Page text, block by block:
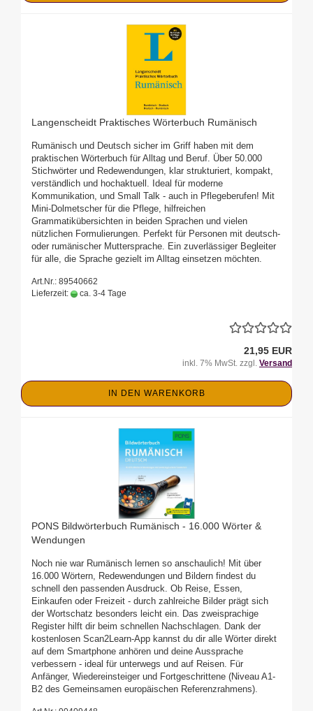
Langenscheidt Praktisches Wörterbuch Rumänisch
Rumänisch und Deutsch sicher im Griff haben mit dem
praktischen Wörterbuch für Alltag und Beruf. Über 50.000
Stichwörter und Redewendungen, klar strukturiert, kompakt,
verständlich und hochaktuell. Ideal für moderne
Kommunikation, und Small Talk - auch in Pflegeberufen! Mit
Mini-Dolmetscher für die Pflege, hilfreichen
Grammatikübersichten in beiden Sprachen und vielen
nützlichen Formulierungen. Perfekt für Personen mit deutsch-
oder rumänischer Muttersprache. Ein zuverlässiger Begleiter
für alle, die Sprache gezielt im Alltag einsetzen möchten.
Art.Nr.: 89540662
Lieferzeit:
ca. 3-4 Tage
21,95 EUR
inkl. 7% MwSt. zzgl. Versand
IN DEN WARENKORB
PONS Bildwörterbuch Rumänisch - 16.000 Wörter &
Wendungen
Noch nie war Rumänisch lernen so anschaulich! Mit über
16.000 Wörtern, Redewendungen und Bildern findest du
schnell den passenden Ausdruck. Ob Reise, Essen,
Einkaufen oder Freizeit - durch zahlreiche Bilder prägt sich
der Wortschatz besonders leicht ein. Das zweisprachige
Register hilft dir beim schnellen Nachschlagen. Dank der
kostenlosen Scan2Learn-App kannst du dir alle Wörter direkt
auf dem Smartphone anhören und deine Aussprache
verbessern - ideal für unterwegs und auf Reisen. Für
Anfänger, Wiedereinsteiger und Fortgeschrittene (Niveau A1-
B2 des Gemeinsamen europäischen Referenzrahmens).